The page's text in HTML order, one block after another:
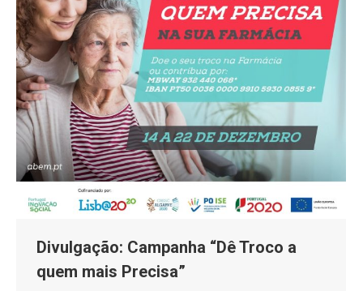
Divulgação: Campanha “Dê Troco a
quem mais Precisa”